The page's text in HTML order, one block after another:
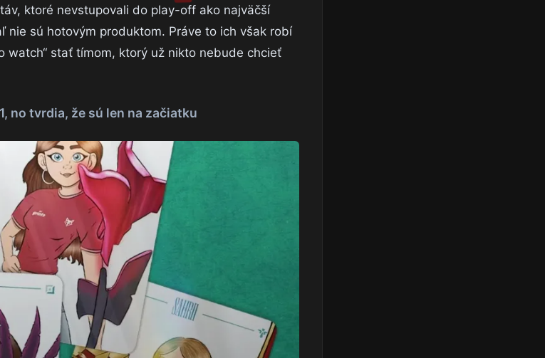
ktoré nevstupovali do play-off ako najväčší
sú hotovým produktom. Práve to ich však robí
watch“ stať tímom, ktorý už nikto nebude chcieť
no tvrdia, že sú len na začiatku